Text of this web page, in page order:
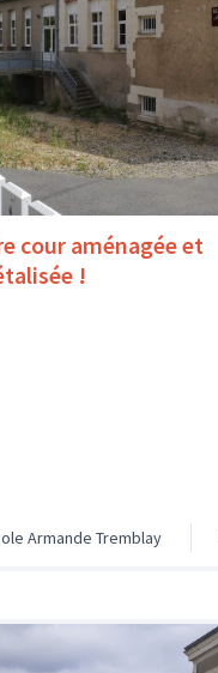
cour aménagée et
!
Armande Tremblay